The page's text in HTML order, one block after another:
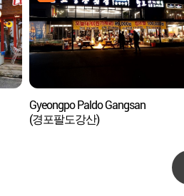
Gyeongpo Paldo Gangsan
(경포팔도강산)